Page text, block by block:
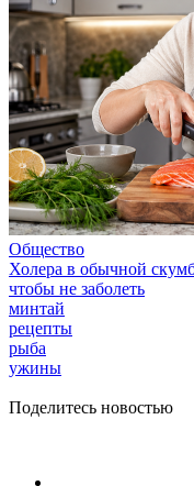
Общество
Холера в обычной
чтобы не заболеть
минтай
рецепты
рыба
ужины
Поделитесь новостью